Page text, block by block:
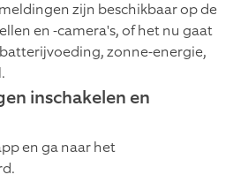
zijn beschikbaar op de
en -camera's, of het nu gaat
zonne-energie,
inschakelen en
en ga naar het